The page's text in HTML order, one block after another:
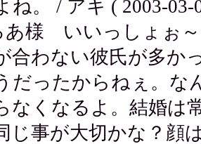
ね。 / アキ ( 2003-03-
あ様 いいっしょぉ～
合わない彼氏が多か
だったからねぇ。な
なくなるよ。結婚は
じ事が大切かな？顔